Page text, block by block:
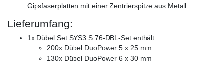
Gipsfaserplatten mit einer Zentrierspitze aus Metall
Lieferumfang:
1x Dübel Set SYS3 S 76-DBL-Set enthält:
200x Dübel DuoPower 5 x 25 mm
130x Dübel DuoPower 6 x 30 mm